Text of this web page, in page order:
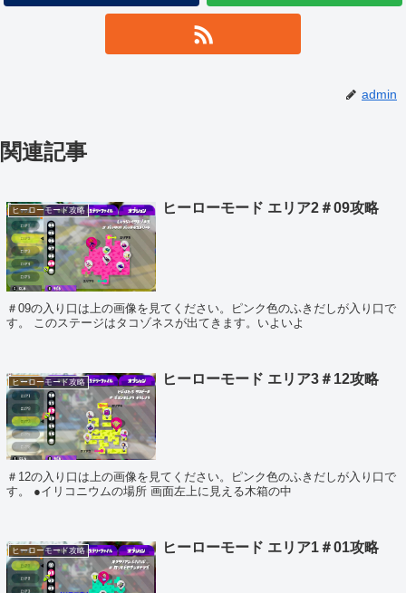
admin
関連記事
ヒーローモード攻略 ヒーローモード エリア2＃09攻略
＃09の入り口は上の画像を見てください。ピンク色のふきだしが入り口で
す。 このステージはタコゾネスが出てきます。いよいよ
ヒーローモード攻略 ヒーローモード エリア3＃12攻略
＃12の入り口は上の画像を見てください。ピンク色のふきだしが入り口で
す。 ●イリコニウムの場所 画面左上に見える木箱の中
ヒーローモード攻略 ヒーローモード エリア1＃01攻略